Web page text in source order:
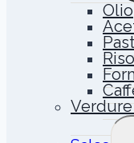
Olio
Riso